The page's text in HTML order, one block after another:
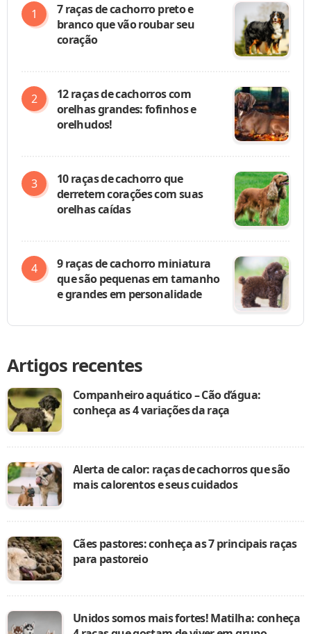
7 raças de cachorro preto e
branco que vão roubar seu
coração
12 raças de cachorros com
orelhas grandes: fofinhos e
orelhudos!
10 raças de cachorro que
derretem corações com suas
orelhas caídas
9 raças de cachorro miniatura
que são pequenas em tamanho
e grandes em personalidade
Artigos recentes
Companheiro aquático – Cão d’água:
conheça as 4 variações da raça
Alerta de calor: raças de cachorros que são
mais calorentos e seus cuidados
Cães pastores: conheça as 7 principais raças
para pastoreio
Unidos somos mais fortes! Matilha: conheça